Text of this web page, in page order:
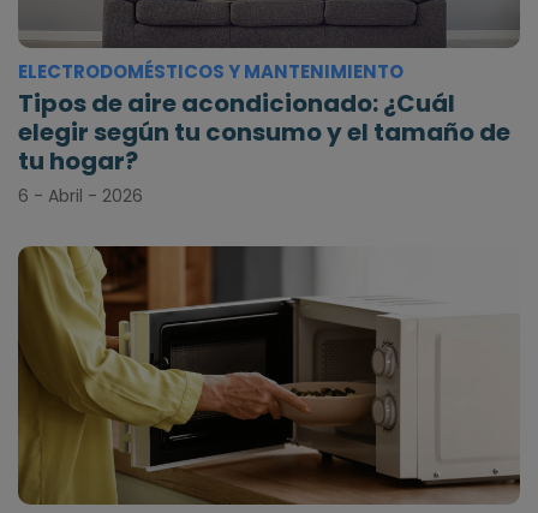
ELECTRODOMÉSTICOS Y MANTENIMIENTO
Tipos de aire acondicionado: ¿Cuál
elegir según tu consumo y el tamaño de
tu hogar?
6 - Abril - 2026